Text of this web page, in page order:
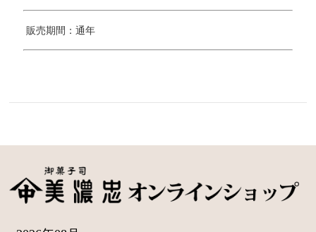
販売期間：通年